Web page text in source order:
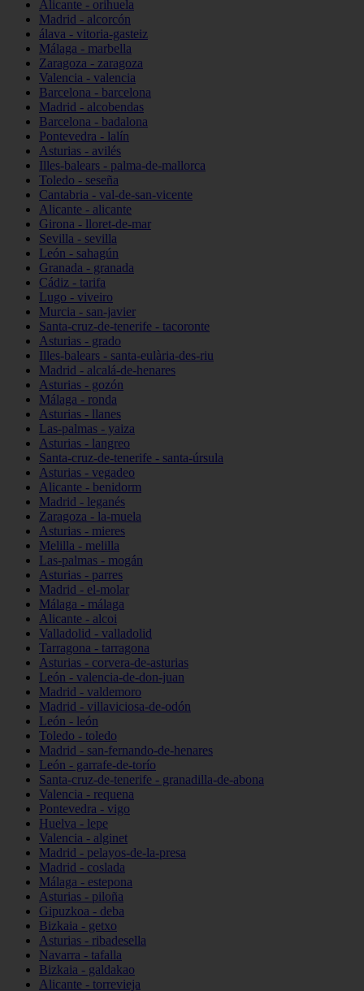
Alicante - orihuela
Madrid - alcorcón
álava - vitoria-gasteiz
Málaga - marbella
Zaragoza - zaragoza
Valencia - valencia
Barcelona - barcelona
Madrid - alcobendas
Barcelona - badalona
Pontevedra - lalín
Asturias - avilés
Illes-balears - palma-de-mallorca
Toledo - seseña
Cantabria - val-de-san-vicente
Alicante - alicante
Girona - lloret-de-mar
Sevilla - sevilla
León - sahagún
Granada - granada
Cádiz - tarifa
Lugo - viveiro
Murcia - san-javier
Santa-cruz-de-tenerife - tacoronte
Asturias - grado
Illes-balears - santa-eulària-des-riu
Madrid - alcalá-de-henares
Asturias - gozón
Málaga - ronda
Asturias - llanes
Las-palmas - yaiza
Asturias - langreo
Santa-cruz-de-tenerife - santa-úrsula
Asturias - vegadeo
Alicante - benidorm
Madrid - leganés
Zaragoza - la-muela
Asturias - mieres
Melilla - melilla
Las-palmas - mogán
Asturias - parres
Madrid - el-molar
Málaga - málaga
Alicante - alcoi
Valladolid - valladolid
Tarragona - tarragona
Asturias - corvera-de-asturias
León - valencia-de-don-juan
Madrid - valdemoro
Madrid - villaviciosa-de-odón
León - león
Toledo - toledo
Madrid - san-fernando-de-henares
León - garrafe-de-torío
Santa-cruz-de-tenerife - granadilla-de-abona
Valencia - requena
Pontevedra - vigo
Huelva - lepe
Valencia - alginet
Madrid - pelayos-de-la-presa
Madrid - coslada
Málaga - estepona
Asturias - piloña
Gipuzkoa - deba
Bizkaia - getxo
Asturias - ribadesella
Navarra - tafalla
Bizkaia - galdakao
Alicante - torrevieja